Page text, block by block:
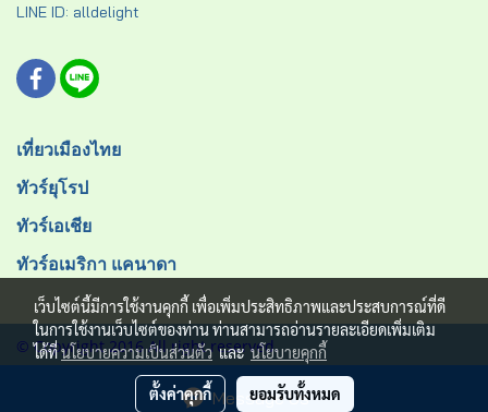
Message Us
LINE ID: alldelight
เที่ยวเมืองไทย
ทัวร์ยุโรป
ทัวร์เอเชีย
ทัวร์อเมริกา แคนาดา
© Copyright 2016 All right reserved.
ผู้เข้าชมวันนี้
เว็บไซต์นี้มีการใช้งานคุกกี้ เพื่อเพิ่มประสิทธิภาพและประสบการณ์ที่ดี
ในการใช้งานเว็บไซต์ของท่าน ท่านสามารถอ่านรายละเอียดเพิ่มเติม
ได้ที่นโยบายความเป็นส่วนตัวและนโยบายคุกกี้
ตั้งค่าคุกกี้ ยอมรับทั้งหมด